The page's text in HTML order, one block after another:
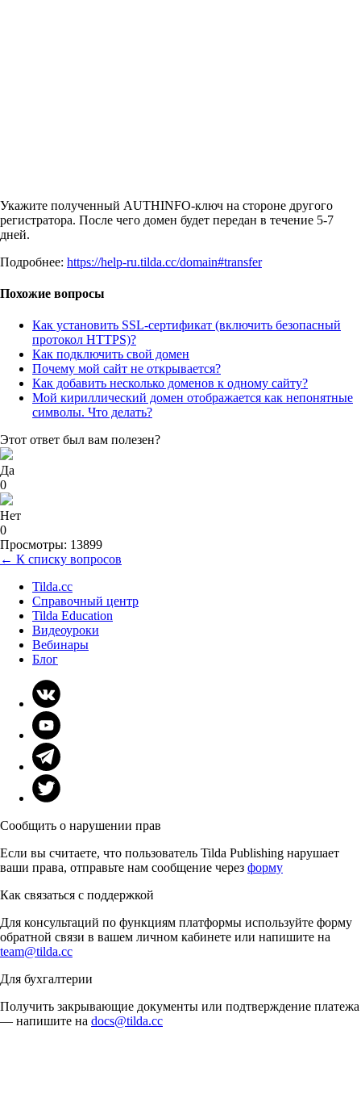
Укажите полученный AUTHINFO-ключ на стороне другого
регистратора. После чего домен будет передан в течение 5-7
дней.
Подробнее: https://help-ru.tilda.cc/domain#transfer
Похожие вопросы
Как установить SSL-сертификат (включить безопасный
протокол HTTPS)?
Как подключить свой домен
Почему мой сайт не открывается?
Как добавить несколько доменов к одному сайту?
Мой кириллический домен отображается как непонятные
символы. Что делать?
Этот ответ был вам полезен?
Да
0
Нет
0
Просмотры: 13899
← К списку вопросов
Tilda.cc
Справочный центр
Tilda Education
Видеоуроки
Вебинары
Блог
Сообщить о нарушении прав
Если вы считаете, что пользователь Tilda Publishing нарушает
ваши права, отправьте нам сообщение через форму
Как связаться с поддержкой
Для консультаций по функциям платформы используйте форму
обратной связи в вашем личном кабинете или напишите на
team@tilda.cc
Для бухгалтерии
Получить закрывающие документы или подтверждение платежа
— напишите на docs@tilda.cc